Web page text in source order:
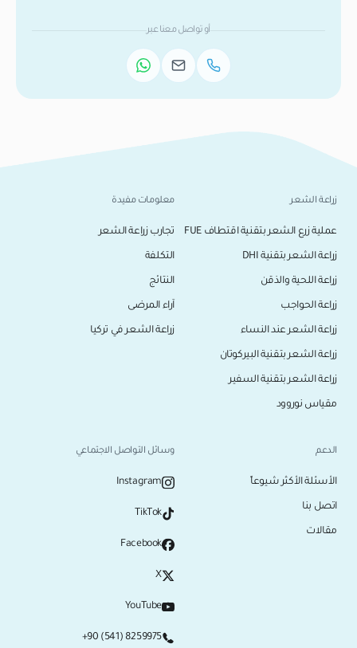
أو تواصل معنا عبر
زراعة الشعر
عملية زرع الشعر بتقنية اقتطاف FUE
زراعة الشعر بتقنية DHI
زراعة اللحية والذقن
زراعة الحواجب
زراعة الشعر عند النساء
زراعة الشعر بتقنية البيركوتان
زراعة الشعر بتقنية السفير
مقياس نوروود
معلومات مفيدة
تجارب زراعة الشعر
التكلفة
النتائج
آراء المرضى
زراعة الشعر في تركيا
الدعم
الأسئلة الأكثر شيوعاً
اتصل بنا
مقالات
وسائل التواصل الاجتماعي
Instagram
TikTok
Facebook
X
YouTube
+90 (541) 8259975